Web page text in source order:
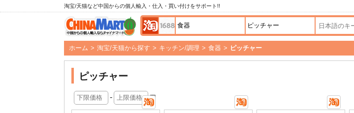
淘宝/天猫など中国からの個人輸入・仕入・買い付けをサポート!!
ホーム > 淘宝/天猫から探す > キッチン/調理 > 食器 > ピッチャー
ピッチャー
- 円